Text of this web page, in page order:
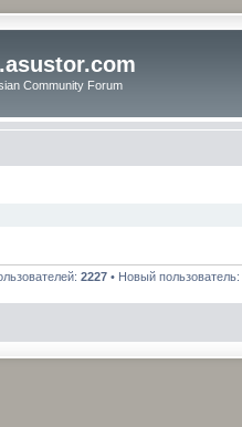
Community Forum
2227• Новый пользователь: